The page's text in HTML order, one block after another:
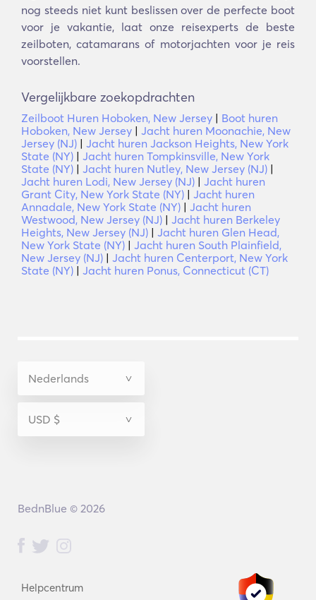
nog steeds niet kunt beslissen over de perfecte boot
voor je vakantie, laat onze reisexperts de beste
zeilboten, catamarans of motorjachten voor je reis
voorstellen.
Vergelijkbare zoekopdrachten
Zeilboot Huren Hoboken, New Jersey | Boot huren
Hoboken, New Jersey | Jacht huren Moonachie, New
Jersey (NJ) | Jacht huren Jackson Heights, New York
State (NY) | Jacht huren Tompkinsville, New York
State (NY) | Jacht huren Nutley, New Jersey (NJ) |
Jacht huren Lodi, New Jersey (NJ) | Jacht huren
Grant City, New York State (NY) | Jacht huren
Annadale, New York State (NY) | Jacht huren
Westwood, New Jersey (NJ) | Jacht huren Berkeley
Heights, New Jersey (NJ) | Jacht huren Glen Head,
New York State (NY) | Jacht huren South Plainfield,
New Jersey (NJ) | Jacht huren Centerport, New York
State (NY) | Jacht huren Ponus, Connecticut (CT)
Helpcentrum
BednBlue © 2026